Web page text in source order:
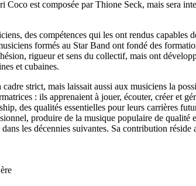
Coco est composée par Thione Seck, mais sera
des compétences qui les ont rendus capables
formés au Star Band ont fondé des
rigueur et sens du collectif, mais ont
et cubaines.
strict, mais laissait aussi aux musiciens la
: ils apprenaient à jouer, écouter, créer et
des qualités essentielles pour leurs carrières
produire de la musique populaire de qualité
les décennies suivantes. Sa contribution